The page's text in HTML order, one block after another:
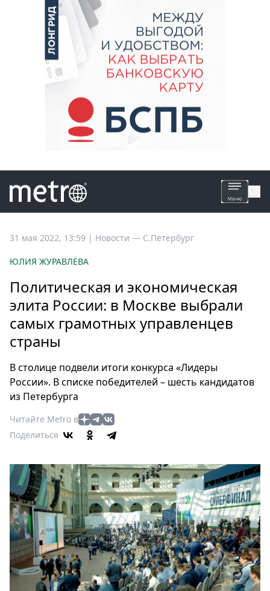
Все
новости
Россия
Мир
Здоровье
Еда
Мода
Театр
Кино
Афиша
Книги
Пресс-
релизы
О
Metro
Стримы
Спецпроекты
Звезды
Выборы
31 мая 2022, 13:59 | Новости — С.Петербург
ЮЛИЯ ЖУРАВЛЁВА
Политическая и экономическая
элита России: в Москве выбрали
самых грамотных управленцев
страны
В столице подвели итоги конкурса «Лидеры
России». В списке победителей – шесть кандидатов
из Петербурга
Читайте Metro в
Поделиться